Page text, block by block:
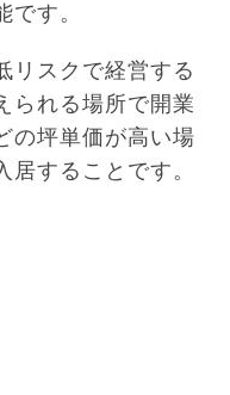
です。
リスクで経営する
られる場所で開業
の坪単価が高い場
することです。